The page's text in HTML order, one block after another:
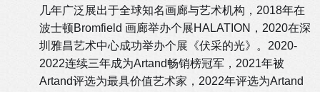
几年广泛展出于全球知名画廊与艺术机构，2018年在
波士顿Bromfield 画廊举办个展HALATION，2020在深
圳雅昌艺术中心成功举办个展《伏采的光》。2020-
2022连续三年成为Artand畅销榜冠军，2021年被
Artand评选为最具价值艺术家，2022年评选为Artand